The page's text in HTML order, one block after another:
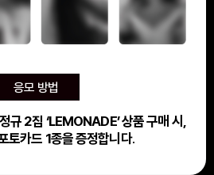
응모 방법
규 2집 ‘LEMONADE’ 상품 구매 시,
토카드 1종을 증정합니다.